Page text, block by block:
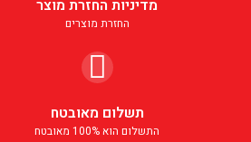
מדיניות החזרת מוצר
החזרת מוצרים
תשלום מאובטח
התשלום הוא 100% מאובטח